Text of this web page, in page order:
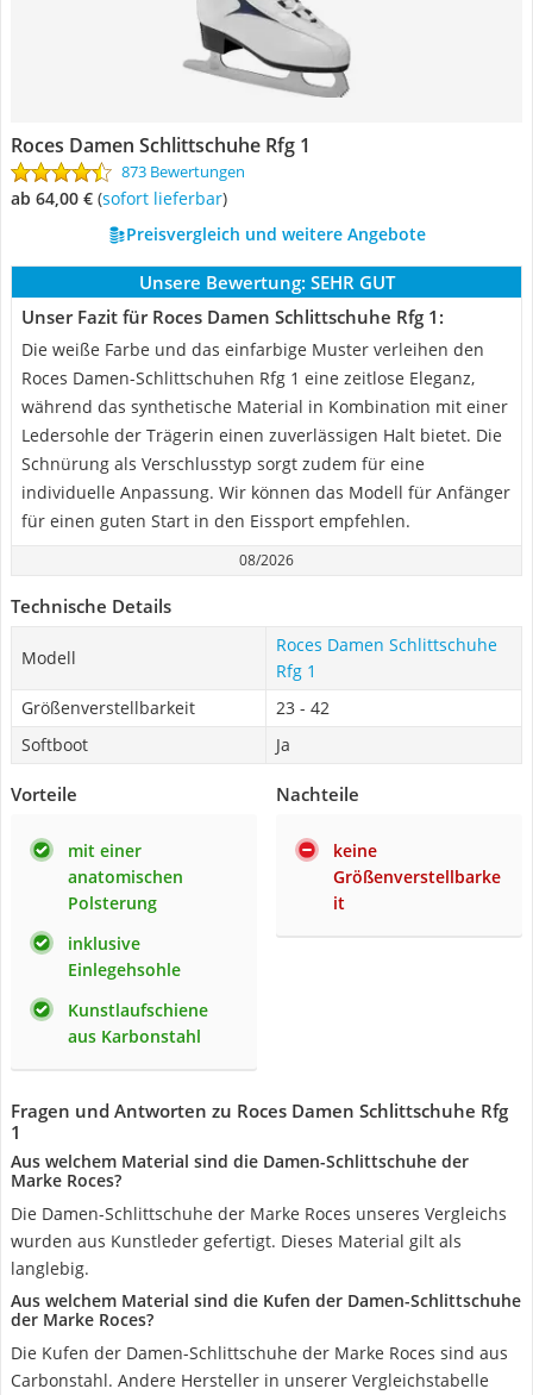
Roces Damen Schlittschuhe Rfg 1
873 Bewertungen
ab 64,00 € ( Sofort lieferbar)
Preisvergleich und weitere Angebote
Unsere Bewertung: SEHR GUT
Unser Fazit für Roces Damen Schlittschuhe Rfg 1:
Die weiße Farbe und das einfarbige Muster verleihen den
Roces Damen-Schlittschuhen Rfg 1 eine zeitlose Eleganz,
während das synthetische Material in Kombination mit einer
Ledersohle der Trägerin einen zuverlässigen Halt bietet. Die
Schnürung als Verschlusstyp sorgt zudem für eine
individuelle Anpassung. Wir können das Modell für Anfänger
für einen guten Start in den Eissport empfehlen.
08/2026
Technische Details
Modell
Roces Damen Schlittschuhe
Rfg 1
Größenverstellbarkeit
23 - 42
Softboot
Ja
Vorteile
mit einer
anatomischen
Polsterung
inklusive
Einlegehsohle
Kunstlaufschiene
aus Karbonstahl
Nachteile
keine
Größenverstellbarke
it
Fragen und Antworten zu Roces Damen Schlittschuhe Rfg
1
Aus welchem Material sind die Damen-Schlittschuhe der
Marke Roces?
Die Damen-Schlittschuhe der Marke Roces unseres Vergleichs
wurden aus Kunstleder gefertigt. Dieses Material gilt als
langlebig.
Aus welchem Material sind die Kufen der Damen-Schlittschuhe
der Marke Roces?
Die Kufen der Damen-Schlittschuhe der Marke Roces sind aus
Carbonstahl. Andere Hersteller in unserer Vergleichstabelle